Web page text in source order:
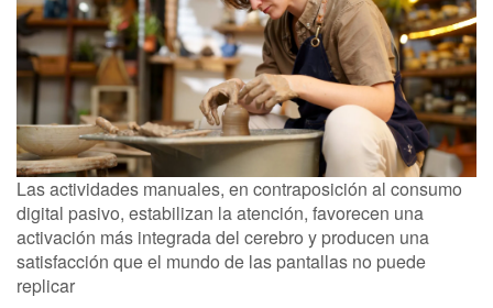
Las actividades manuales, en contraposición al consumo
digital pasivo, estabilizan la atención, favorecen una
activación más integrada del cerebro y producen una
satisfacción que el mundo de las pantallas no puede
replicar